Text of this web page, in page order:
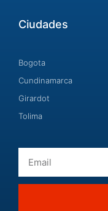
Ciudades
Bogota
Cundinamarca
Girardot
Tolima